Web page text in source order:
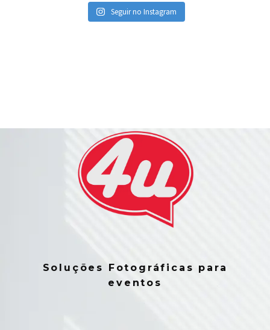
Seguir no Instagram
Soluções Fotográficas para
eventos